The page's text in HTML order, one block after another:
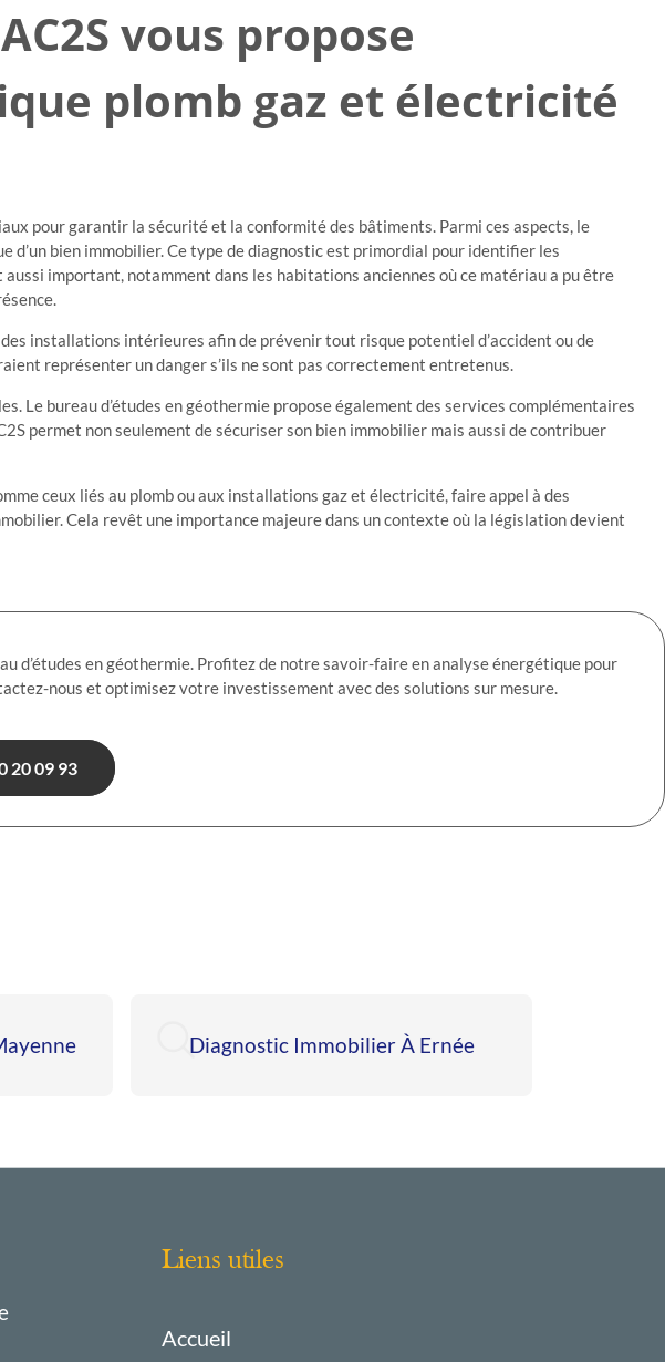
vous propose
plomb gaz et électricité
pour garantir la sécurité et la conformité des bâtiments. Parmi ces aspects, le
d’un bien immobilier. Ce type de diagnostic est primordial pour identifier les
important, notamment dans les habitations anciennes où ce matériau a pu être
installations intérieures afin de prévenir tout risque potentiel d’accident ou de
représenter un danger s’ils ne sont pas correctement entretenus.
Le bureau d’études en géothermie propose également des services complémentaires
permet non seulement de sécuriser son bien immobilier mais aussi de contribuer
ceux liés au plomb ou aux installations gaz et électricité, faire appel à des
Cela revêt une importance majeure dans un contexte où la législation devient
d’études en géothermie. Profitez de notre savoir-faire en analyse énergétique pour
nous et optimisez votre investissement avec des solutions sur mesure.
20 09 93
Diagnostic Immobilier À Ernée
Liens utiles
Accueil